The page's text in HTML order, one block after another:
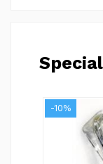
-10%